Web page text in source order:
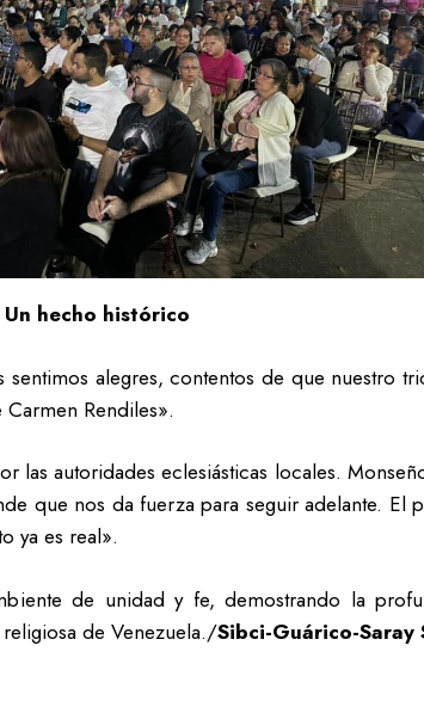
Un hecho histórico
alegres, contentos de que nuestro
Rendiles».
autoridades eclesiásticas locales.
que nos da fuerza para seguir adelante. El
ya es real».
de unidad y fe, demostrando la
de Venezuela./Sibci-Guárico-‎Saray